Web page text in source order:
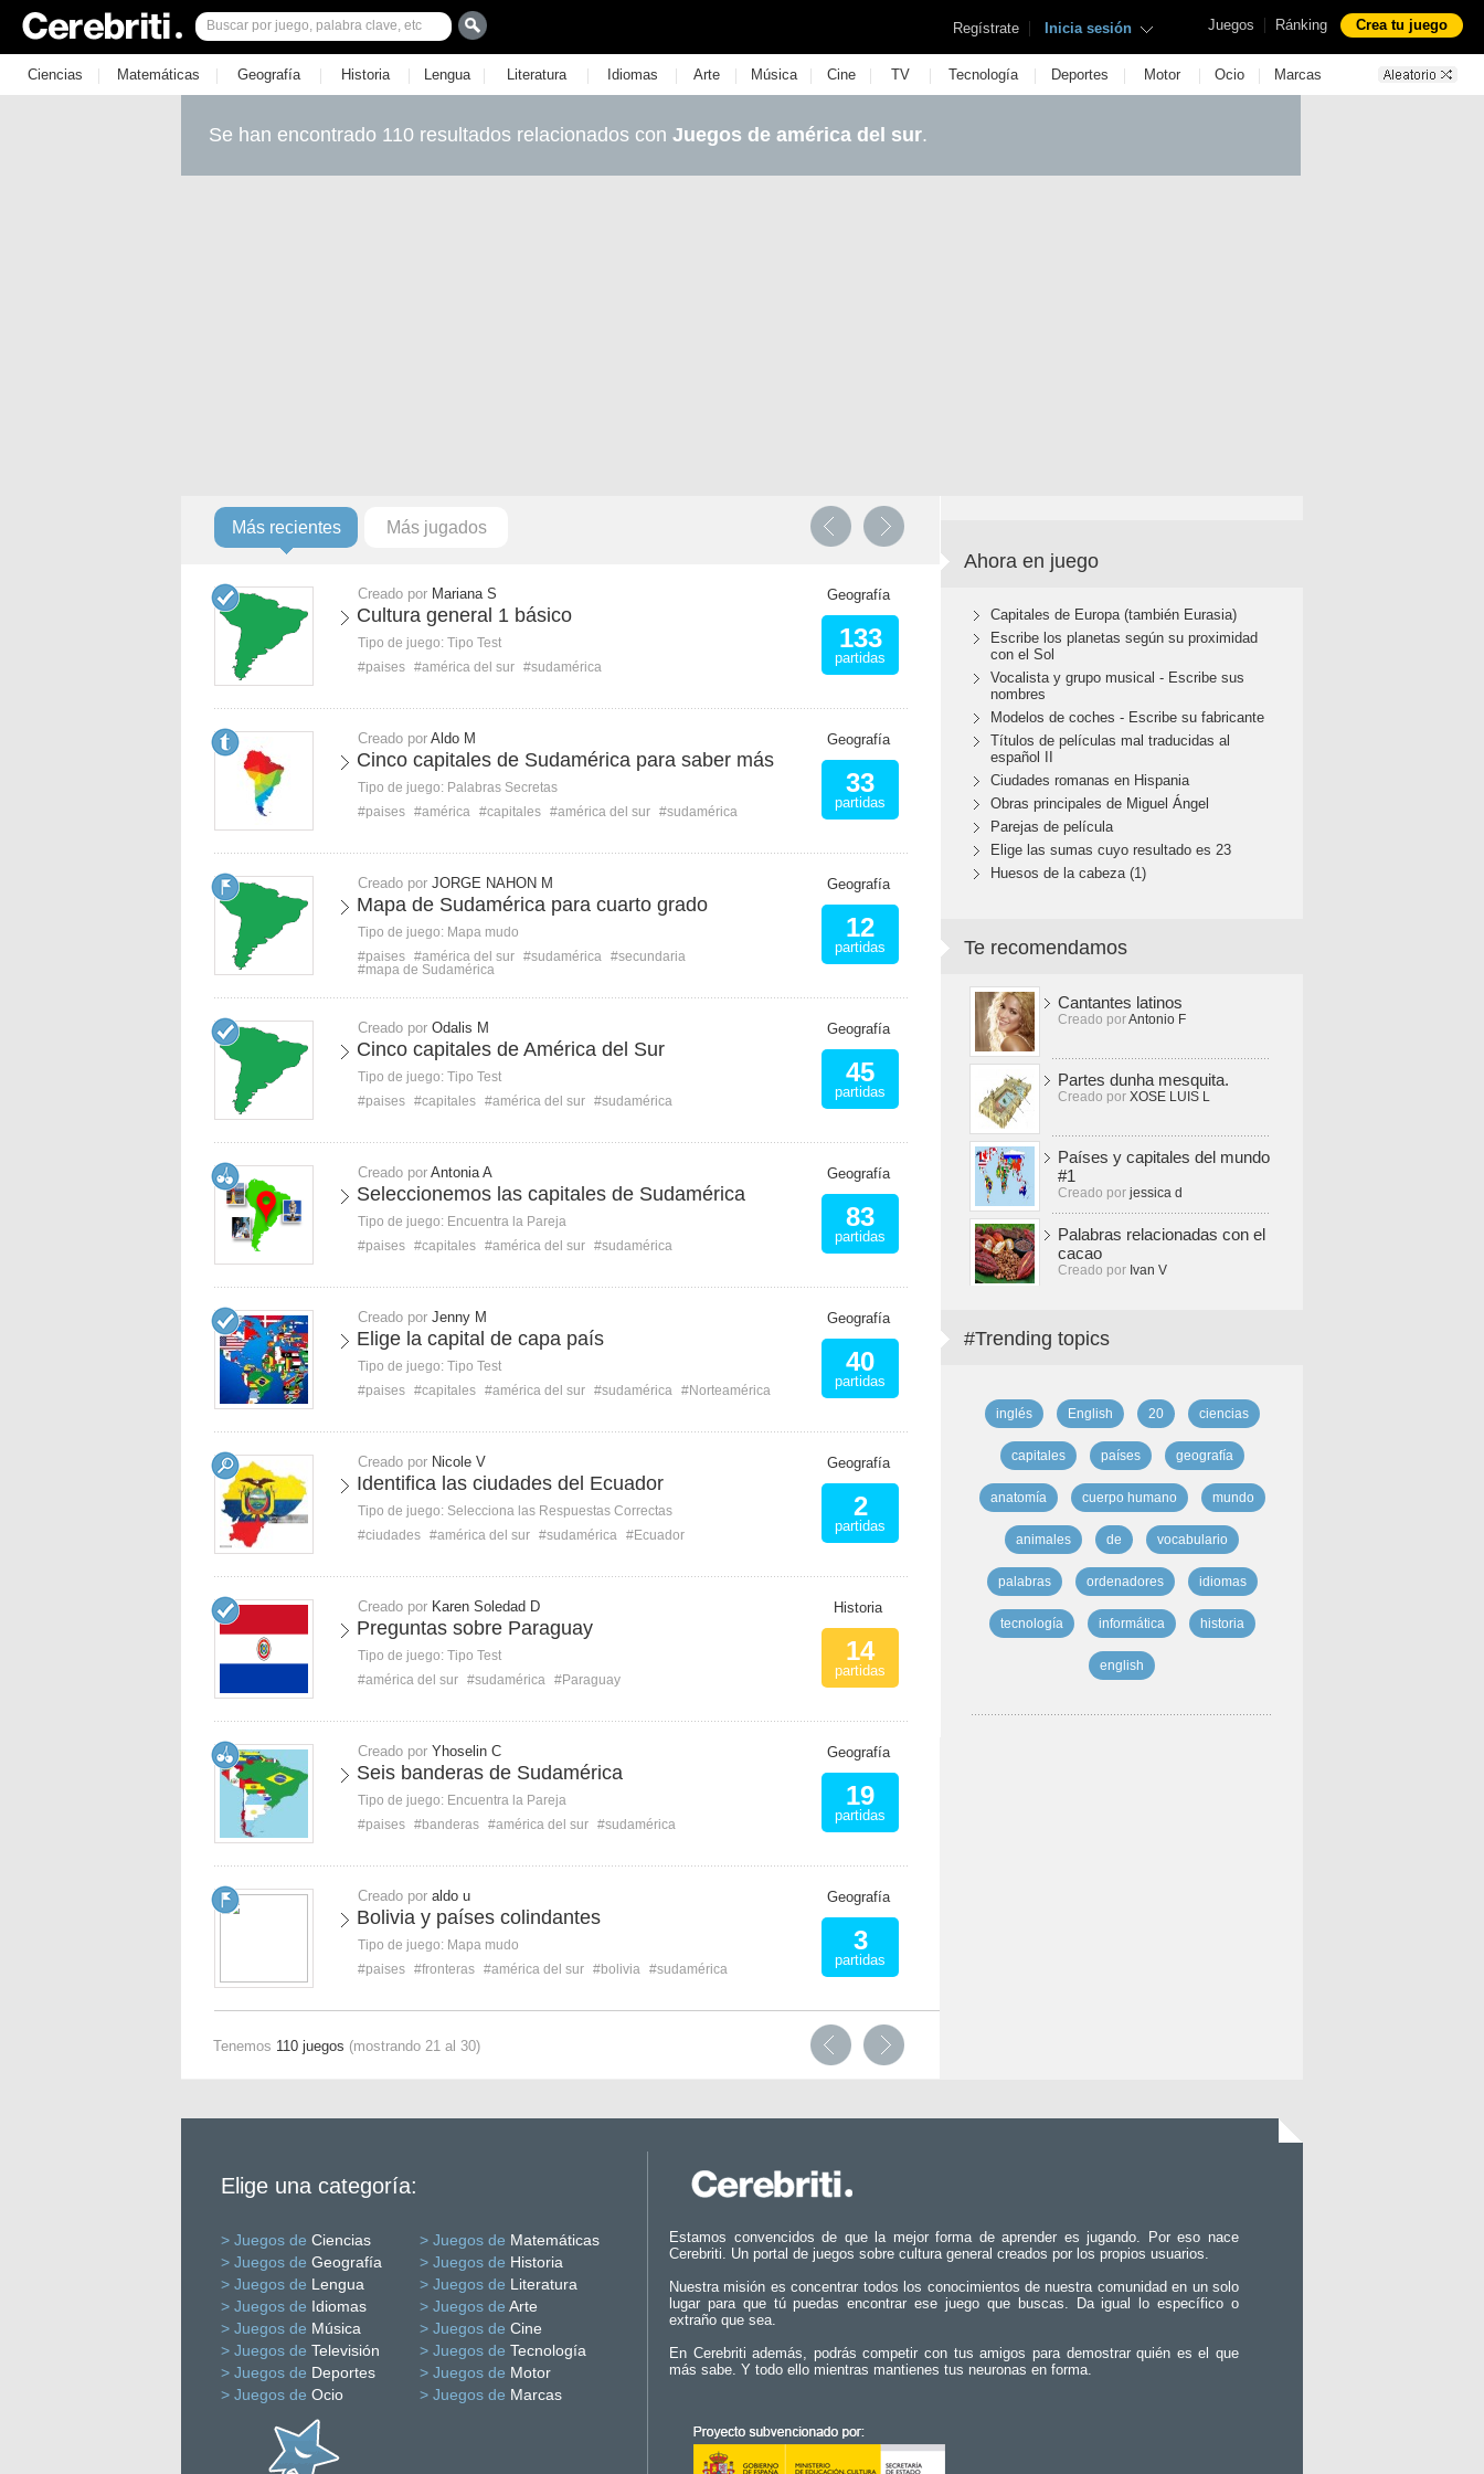
Juegos | Ránking Crea tu juego
Regístrate | Inicia sesión
Ciencias | Matemáticas | Geografía | Historia | Lengua | Literatura | Idiomas | Arte | Música | Cine | TV | Tecnología | Deportes | Motor | Ocio | Marcas
Se han encontrado 110 resultados relacionados con Juegos de américa del sur.
Más recientes Más jugados
Creado por Mariana S
Cultura general 1 básico
Tipo de juego: Tipo Test
#paises #américa del sur #sudamérica
Geografía
133
partidas
Creado por Aldo M
Cinco capitales de Sudamérica para saber más
Tipo de juego: Palabras Secretas
#paises #américa #capitales #américa del sur #sudamérica
Geografía
33
partidas
Creado por JORGE NAHON M
Mapa de Sudamérica para cuarto grado
Tipo de juego: Mapa mudo
#paises #américa del sur #sudamérica #secundaria
#mapa de Sudamérica
Geografía
12
partidas
Creado por Odalis M
Cinco capitales de América del Sur
Tipo de juego: Tipo Test
#paises #capitales #américa del sur #sudamérica
Geografía
45
partidas
Creado por Antonia A
Seleccionemos las capitales de Sudamérica
Tipo de juego: Encuentra la Pareja
#paises #capitales #américa del sur #sudamérica
Geografía
83
partidas
Creado por Jenny M
Elige la capital de capa país
Tipo de juego: Tipo Test
#paises #capitales #américa del sur #sudamérica #Norteamérica
Geografía
40
partidas
Creado por Nicole V
Identifica las ciudades del Ecuador
Tipo de juego: Selecciona las Respuestas Correctas
#ciudades #américa del sur #sudamérica #Ecuador
Geografía
2
partidas
Creado por Karen Soledad D
Preguntas sobre Paraguay
Tipo de juego: Tipo Test
#américa del sur #sudamérica #Paraguay
Historia
14
partidas
Creado por Yhoselin C
Seis banderas de Sudamérica
Tipo de juego: Encuentra la Pareja
#paises #banderas #américa del sur #sudamérica
Geografía
19
partidas
Creado por aldo u
Bolivia y países colindantes
Tipo de juego: Mapa mudo
#paises #fronteras #américa del sur #bolivia #sudamérica
Geografía
3
partidas
Tenemos 110 juegos (mostrando 21 al 30)
Ahora en juego
Capitales de Europa (también Eurasia)
Escribe los planetas según su proximidad
con el Sol
Vocalista y grupo musical - Escribe sus
nombres
Modelos de coches - Escribe su fabricante
Títulos de películas mal traducidas al
español II
Ciudades romanas en Hispania
Obras principales de Miguel Ángel
Parejas de película
Elige las sumas cuyo resultado es 23
Huesos de la cabeza (1)
Te recomendamos
Cantantes latinos
Creado porAntonio F
Partes dunha mesquita.
Creado por XOSE LUIS L
Países y capitales del mundo
#1
Creado por jessica d
Palabras relacionadas con el
cacao
Creado por Ivan V
#Trending topics
inglés English 20 ciencias
capitales países geografía
anatomía cuerpo humano mundo
animales de vocabulario
palabras ordenadores idiomas
tecnología informática historia
english
Elige una categoría:
> Juegos de Ciencias > Juegos de Matemáticas
> Juegos de Geografía > Juegos de Historia
> Juegos de Lengua > Juegos de Literatura
> Juegos de Idiomas > Juegos de Arte
> Juegos de Música > Juegos de Cine
> Juegos de Televisión > Juegos de Tecnología
> Juegos de Deportes > Juegos de Motor
> Juegos de Ocio > Juegos de Marcas
Estamos convencidos de que la mejor forma de aprender es jugando. Por eso nace
Cerebriti. Un portal de juegos sobre cultura general creados por los propios usuarios.
Nuestra misión es concentrar todos los conocimientos de nuestra comunidad en un solo
lugar para que tú puedas encontrar ese juego que buscas. Da igual lo específico o
extraño que sea.
En Cerebriti además, podrás competir con tus amigos para demostrar quién es el que
más sabe. Y todo ello mientras mantienes tus neuronas en forma.